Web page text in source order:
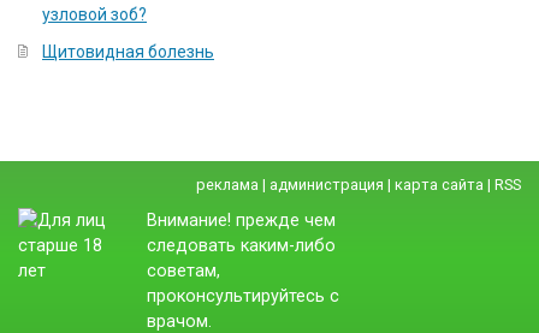
узловой зоб?
Щитовидная болезнь
реклама | администрация | карта сайта | RSS
Внимание! прежде чем
следовать каким-либо
советам,
проконсультируйтесь с
врачом.